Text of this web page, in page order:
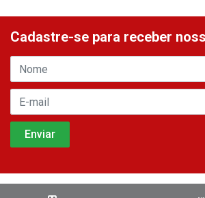
Cadastre-se para receber